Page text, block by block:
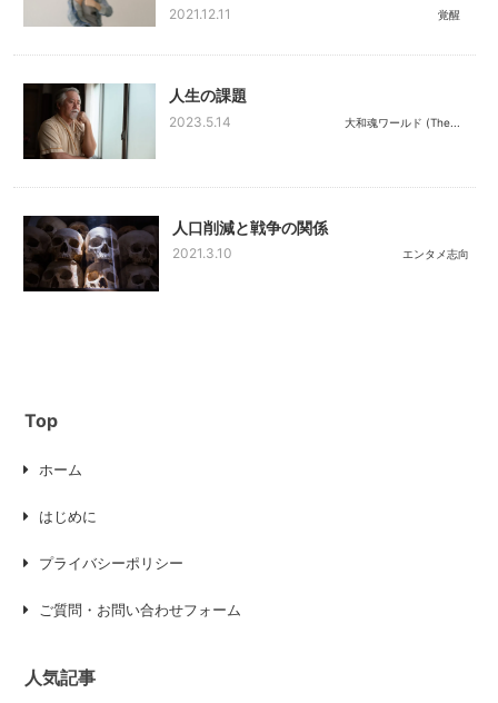
2021.12.11 覚醒
人生の課題
2023.5.14 大和魂ワールド (The...
人口削減と戦争の関係
2021.3.10 エンタメ志向
Top
ホーム
はじめに
プライバシーポリシー
ご質問・お問い合わせフォーム
人気記事